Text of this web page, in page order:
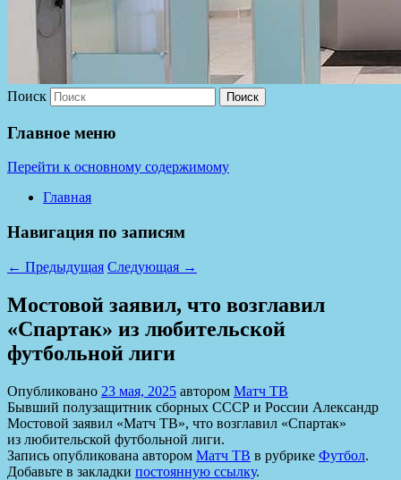
Поиск
Главное меню
Перейти к основному содержимому
Главная
Навигация по записям
← Предыдущая Следующая →
Мостовой заявил, что возглавил
«Спартак» из любительской
футбольной лиги
Опубликовано 23 мая, 2025 автором Матч ТВ
Бывший полузащитник сборных СССР и России Александр
Мостовой заявил «Матч ТВ», что возглавил «Спартак»
из любительской футбольной лиги.
Запись опубликована автором Матч ТВ в рубрике Футбол.
Добавьте в закладки постоянную ссылку.